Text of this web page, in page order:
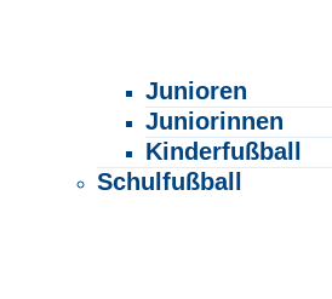
Junioren
Juniorinnen
Kinderfußball
Schulfußball